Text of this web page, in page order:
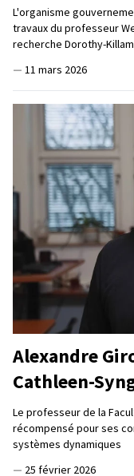
L'organisme
travaux du professeur
recherche Dorothy-Killam
— 11 mars 2026
Alexandre
Cathleen-
Le professeur de la
récompensé pour ses
systèmes dynamiques
— 25 février 2026